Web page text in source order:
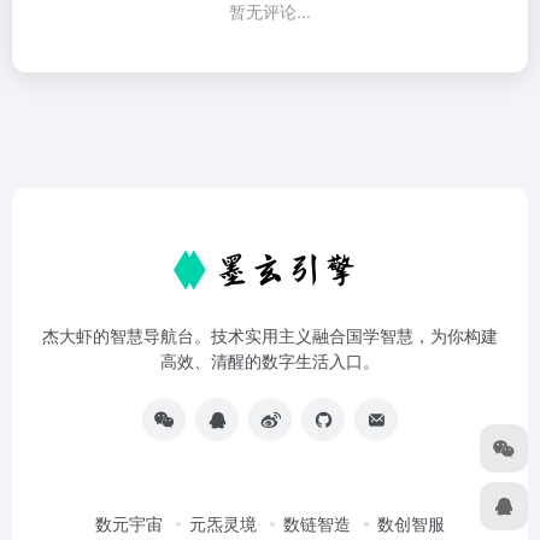
暂无评论...
杰大虾的智慧导航台。技术实用主义融合国学智慧，为你构建
高效、清醒的数字生活入口。
数元宇宙 元炁灵境 数链智造 数创智服